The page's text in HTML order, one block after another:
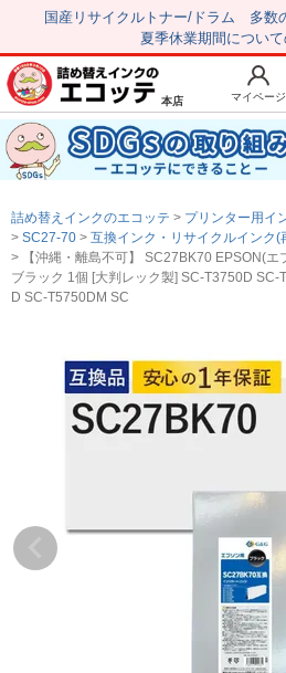
国産リサイクルトナー/ドラム 多数
夏季休業期間につい
新規会員登録
トップページ
注文履歴
はじめての方へ
初心者用セット
キャノンインク
エプソンインク
互換インクボトル
互換インクカートリッジ
本店 マイページ
詰め替えインクのエコッテ プリンター用イ
SC27-70
互換インク・リサイクルインク(
【沖縄・離島不可】 SC27BK70 EPSON(
ブラック 1個 [大判レック製] SC-T3750D
D SC-T5750DM SC